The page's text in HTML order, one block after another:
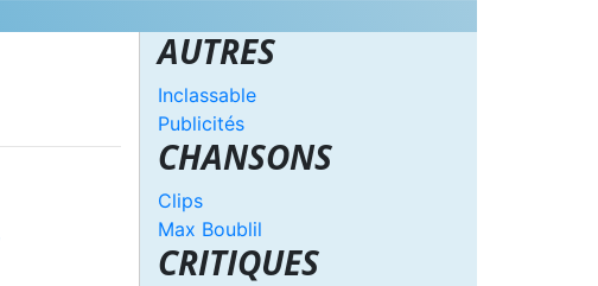
AUTRES
Inclassable
Publicités
CHANSONS
Clips
Max Boublil
CRITIQUES